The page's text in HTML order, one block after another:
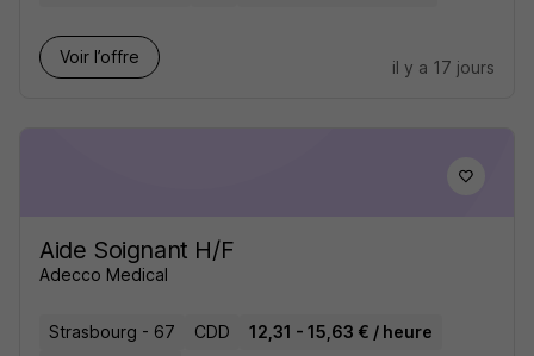
Voir l’offre
il y a 17 jours
Aide Soignant H/F
Adecco Medical
Strasbourg - 67 CDD
12,31 - 15,63 € / heure